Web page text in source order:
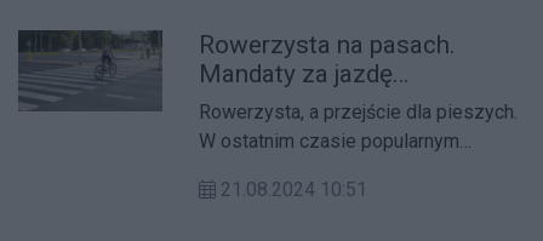
Rowerzysta na pasach.
Mandaty za jazdę
jednośladem
Rowerzysta, a przejście dla pieszych.
W ostatnim czasie popularnym
21.08.2024 10:51